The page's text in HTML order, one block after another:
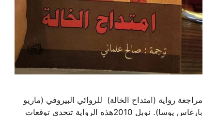
مراجعة رواية (امتداح الخالة) للروائي البيروفي (ماريو
بارغاس يوسا). نوبل 2010هذه الرواية تتحدى توقعات